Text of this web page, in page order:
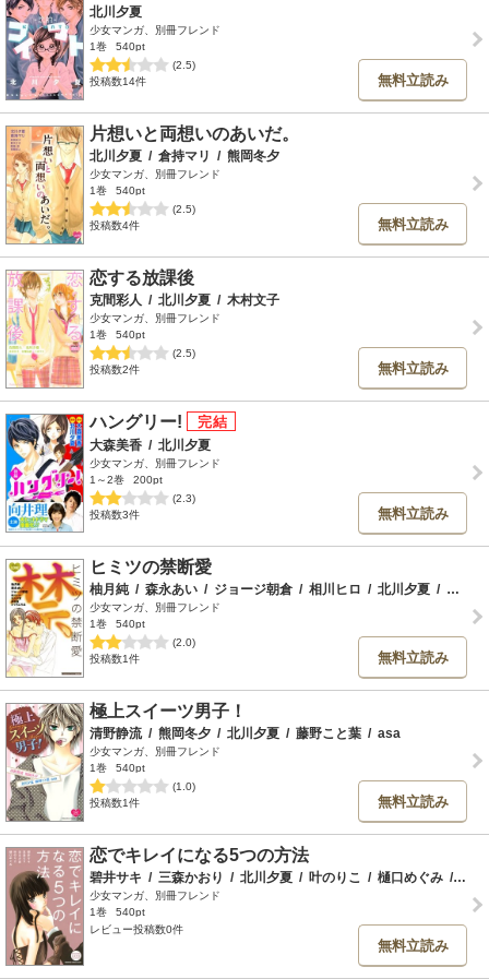
北川夕夏
少女マンガ、別冊フレンド
1巻
540pt
(2.5)
投稿数14件
無料立読み
片想いと両想いのあいだ。
北川夕夏 / 倉持マリ / 熊岡冬夕
少女マンガ、別冊フレンド
1巻
540pt
(2.5)
投稿数4件
無料立読み
恋する放課後
克間彩人 / 北川夕夏 / 木村文子
少女マンガ、別冊フレンド
1巻
540pt
(2.5)
投稿数2件
無料立読み
ハングリー!
大森美香 / 北川夕夏
少女マンガ、別冊フレンド
1～2巻
200pt
(2.3)
投稿数3件
無料立読み
ヒミツの禁断愛
柚月純 / 森永あい / ジョージ朝倉 / 相川ヒロ / 北川夕夏 /
少女マンガ、別冊フレンド
1巻
540pt
(2.0)
投稿数1件
無料立読み
極上スイーツ男子！
清野静流 / 熊岡冬夕 / 北川夕夏 / 藤野こと葉 / asa
少女マンガ、別冊フレンド
1巻
540pt
(1.0)
投稿数1件
無料立読み
恋でキレイになる5つの方法
碧井サキ / 三森かおり / 北川夕夏 / 叶のりこ / 樋口めぐみ / 高島
少女マンガ、別冊フレンド
1巻
540pt
レビュー投稿数0件
無料立読み